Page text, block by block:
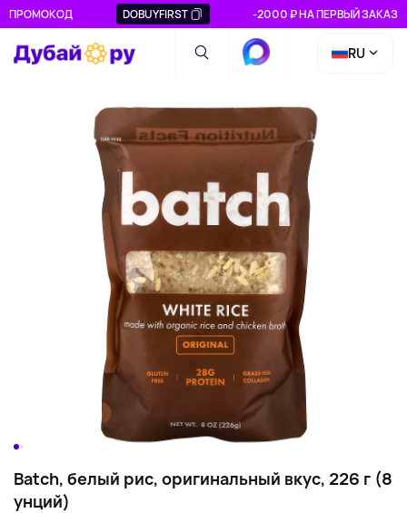
ПРОМОКОД DOBUYFIRST -2000 ₽ НА ПЕРВЫЙ ЗАКАЗ
RU
Batch, белый рис, оригинальный вкус, 226 г (8
унций)